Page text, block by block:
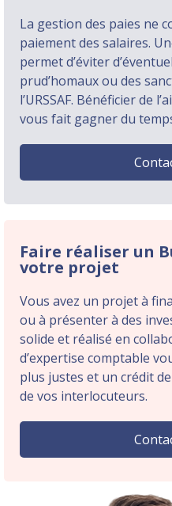
La gestion des paies ne
paiement des salaires.
permet d’éviter
prud’homaux ou des
l’URSSAF. Bénéficier de
vous fait gagner du
Faire réaliser un
votre projet
Vous avez un projet à
ou à présenter à des
solide et réalisé en
d’expertise comptable
plus justes et un crédit
de vos interlocuteurs.